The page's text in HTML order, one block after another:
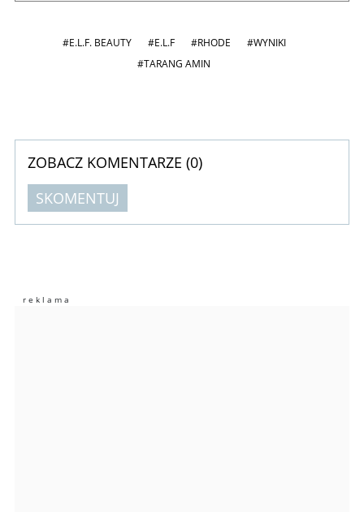
#E.L.F. BEAUTY #E.L.F #RHODE
#WYNIKI
#TARANG AMIN
ZOBACZ KOMENTARZE (0)
SKOMENTUJ
Imię (Wymagane)